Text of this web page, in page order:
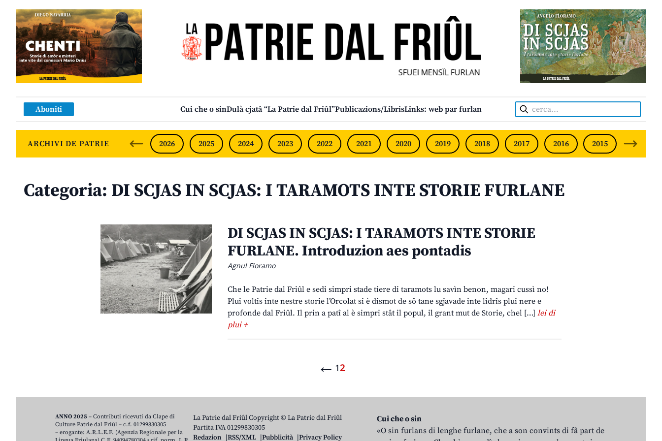
SFUEI MENSÎL FURLAN INDIPENDENT • INDEPENDENT FRIULIAN
Aboniti Cui che o sinDulà cjatâ “La Patrie dal Friûl”Publicazions/LibrisLinks: web par furlan Cerca:
ARCHIVI DE PATRIE 2026 2025 2024 2023 2022 2021 2020 2019 2018 2017 2016 2015 2014
Categoria: DI SCJAS IN SCJAS: I TARAMOTS INTE STORIE FURLANE
DI SCJAS IN SCJAS: I TARAMOTS INTE STORIE
FURLANE. Introduzion aes pontadis
Agnul Floramo
Che le Patrie dal Friûl e sedi simpri stade tiere di taramots lu savìn benon, magari cussì no!
Plui voltis inte nestre storie l’Orcolat si è dismot de sô tane sgjavade inte lidrîs plui nere e
profonde dal Friûl. Il prin a patî al è simpri stât il popul, il grant mut de Storie, chel […] lei di
plui +
← 12
La Patrie dal Friûl Copyright © La Patrie dal Friûl
Partita IVA 01299830305
Redazion
RSS/XML Pubblicità Privacy Policy
Cui che o sin
«O sin furlans di lenghe furlane, che a son convints di fâ part de
ANNO 2025 – Contributi ricevuti da Clape di
Culture Patrie dal Friûl – c.f. 01299830305
– erogante: A.R.L.E.F. (Agenzia Regionale per la